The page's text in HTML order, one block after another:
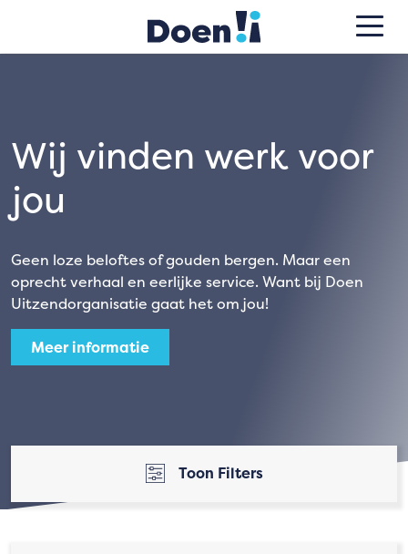
Wij vinden werk voor
jou
Geen loze beloftes of gouden bergen. Maar een
oprecht verhaal en eerlijke service. Want bij Doen
Uitzendorganisatie gaat het om jou!
Meer informatie
Toon Filters